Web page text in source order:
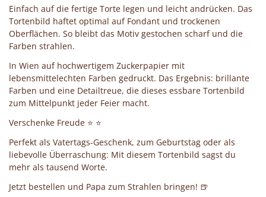
Einfach auf die fertige Torte legen und leicht andrücken. Das
Tortenbild haftet optimal auf Fondant und trockenen
Oberflächen. So bleibt das Motiv gestochen scharf und die
Farben strahlen.
In Wien auf hochwertigem Zuckerpapier mit
lebensmittelechten Farben gedruckt. Das Ergebnis: brillante
Farben und eine Detailtreue, die dieses essbare Tortenbild
zum Mittelpunkt jeder Feier macht.
Verschenke Freude ⭐ ⭐
Perfekt als Vatertags-Geschenk, zum Geburtstag oder als
liebevolle Überraschung: Mit diesem Tortenbild sagst du
mehr als tausend Worte.
Jetzt bestellen und Papa zum Strahlen bringen! 🍺